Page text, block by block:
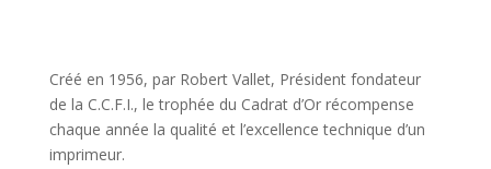
Créé en 1956, par Robert Vallet, Président fondateur
de la C.C.F.I., le trophée du Cadrat d’Or récompense
chaque année la qualité et l’excellence technique d’un
imprimeur.